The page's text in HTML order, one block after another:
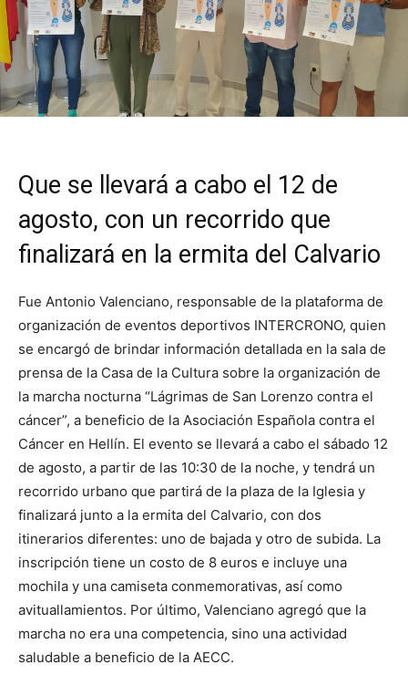
Que se llevará a cabo el 12 de
agosto, con un recorrido que
finalizará en la ermita del Calvario
Fue Antonio Valenciano, responsable de la plataforma de
organización de eventos deportivos INTERCRONO, quien
se encargó de brindar información detallada en la sala de
prensa de la Casa de la Cultura sobre la organización de
la marcha nocturna “Lágrimas de San Lorenzo contra el
cáncer”, a beneficio de la Asociación Española contra el
Cáncer en Hellín. El evento se llevará a cabo el sábado 12
de agosto, a partir de las 10:30 de la noche, y tendrá un
recorrido urbano que partirá de la plaza de la Iglesia y
finalizará junto a la ermita del Calvario, con dos
itinerarios diferentes: uno de bajada y otro de subida. La
inscripción tiene un costo de 8 euros e incluye una
mochila y una camiseta conmemorativas, así como
avituallamientos. Por último, Valenciano agregó que la
marcha no era una competencia, sino una actividad
saludable a beneficio de la AECC.